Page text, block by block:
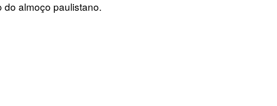
almoço paulistano.